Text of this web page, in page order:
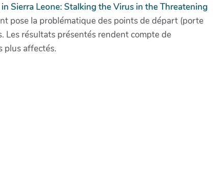
Sierra Leone: Stalking the Virus in the Threatening
pose la problématique des points de départ (porte
Les résultats présentés rendent compte de
plus affectés.